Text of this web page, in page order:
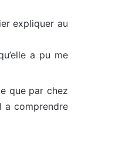
expliquer au
a pu me
que par chez
a comprendre